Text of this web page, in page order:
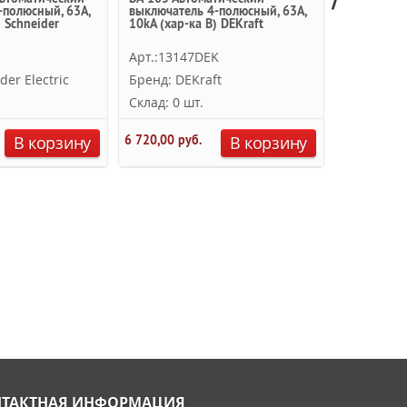
63A,
Schneider
Electric
В корзину
выключатель 4-полюсный, 63А,
10kА (хар-ка B) DEKraft
Арт.:13147DEK
Бренд: DEKraft
Склад: 0 шт.
6 720,00 руб. В корзину
ИНФОРМАЦИЯ